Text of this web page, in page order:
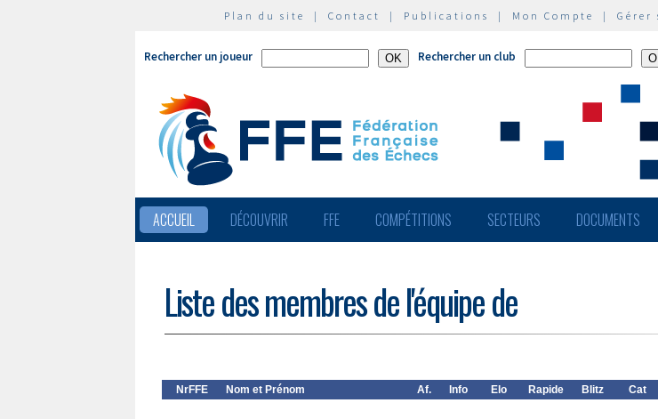
Plan du site | Contact | Publications | Mon Compte | Gérer
Rechercher un joueur Rechercher un club
ACCUEIL DÉCOUVRIR FFE COMPÉTITIONS SECTEURS DOCUMENTS
Liste des membres de l'équipe de
NrFFE Nom et Prénom Af. Info Elo Rapide Blitz Cat